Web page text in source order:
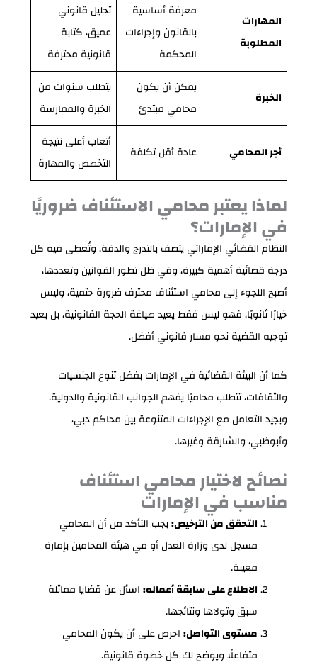
المهارات
المطلوبة
معرفة أساسية
بالقانون وإجراءات
المحكمة
تحليل قانوني
عميق، كتابة
قانونية محترفة
الخبرة
يمكن أن يكون
محامي مبتدئ
يتطلب سنوات من
الخبرة والممارسة
أجر المحامي عادة أقل تكلفة
أتعاب أعلى نتيجة
التخصص والمهارة
لماذا يعتبر محامي الاستئناف ضروريًا
في الإمارات؟
النظام القضائي الإماراتي يتصف بالتدرج والدقة، وتُعطى فيه كل
درجة قضائية أهمية كبيرة، وفي ظل تطور القوانين وتعددها،
أصبح اللجوء إلى محامي استئناف محترف ضرورة حتمية، وليس
خيارًا ثانويًا، فهو ليس فقط يعيد صياغة الحجة القانونية، بل يعيد
توجيه القضية نحو مسار قانوني أفضل.
كما أن البيئة القضائية في الإمارات بفضل تنوع الجنسيات
والثقافات، تتطلب محاميًا يفهم الجوانب القانونية والدولية،
ويجيد التعامل مع الإجراءات المتنوعة بين محاكم دبي،
وأبوظبي، والشارقة وغيرها.
نصائح لاختيار محامي استئناف
مناسب في الإمارات
التحقق من الترخيص:يجب التأكد من أن المحامي
مسجل لدى وزارة العدل أو في هيئة المحامين بإمارة
معينة.
الاطلاع على سابقة أعماله:اسأل عن قضايا مماثلة
سبق وتولاها ونتائجها.
مستوى التواصل:احرص على أن يكون المحامي
متفاعلًا ويوضح لك كل خطوة قانونية.